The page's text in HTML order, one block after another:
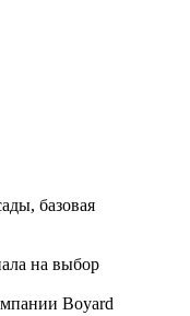
базовая
на выбор
Boyard